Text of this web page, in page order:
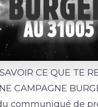
CE QUE TE
CAMPAGNE
communiqué de